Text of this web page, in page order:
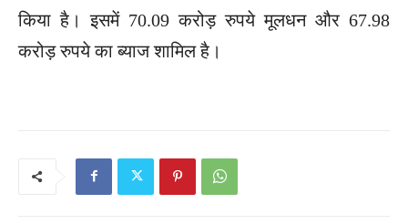
किया है। इसमें 70.09 करोड़ रुपये मूलधन और 67.98
करोड़ रुपये का ब्याज शामिल है।